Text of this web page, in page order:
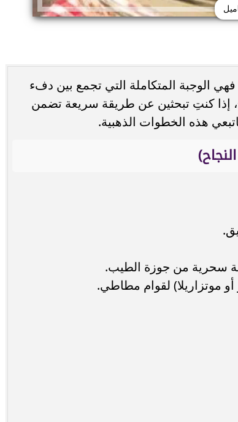
الوجبة المتكاملة التي تجمع بين دفء
إذا كنتِ تبحثين عن طريقة سريعة تضمن
هذه الخطوات الذهبية.
سحرية من جوزة الطيب.
موتزاريلا) لقوام مطاطي.
التي
سر اختيار عادل إمام في «الحريف» بدل أحمد
زكي.. تفاصيل من كواليس...